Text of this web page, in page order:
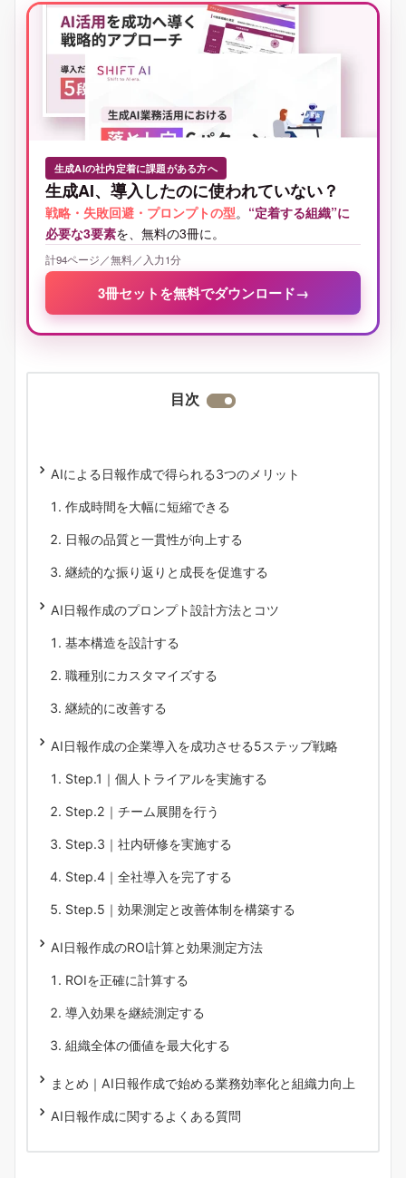
生成AIの社内定着に課題がある方へ
生成AI、導入したのに使われていない？
戦略・失敗回避・プロンプトの型。 “定着する組織”に
必要な3要素を、無料の3冊に。
計94ページ／無料／入力1分
3冊セットを無料でダウンロード→
目次
AIによる日報作成で得られる3つのメリット
作成時間を大幅に短縮できる
日報の品質と一貫性が向上する
継続的な振り返りと成長を促進する
AI日報作成のプロンプト設計方法とコツ
基本構造を設計する
職種別にカスタマイズする
継続的に改善する
AI日報作成の企業導入を成功させる5ステップ戦略
Step.1｜個人トライアルを実施する
Step.2｜チーム展開を行う
Step.3｜社内研修を実施する
Step.4｜全社導入を完了する
Step.5｜効果測定と改善体制を構築する
AI日報作成のROI計算と効果測定方法
ROIを正確に計算する
導入効果を継続測定する
組織全体の価値を最大化する
まとめ｜AI日報作成で始める業務効率化と組織力向上
AI日報作成に関するよくある質問